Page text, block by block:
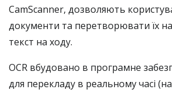
CamScanner, дозволяють
документи та перетворювати їх
текст на ходу.
OCR вбудовано в програмне
для перекладу в реальному часі